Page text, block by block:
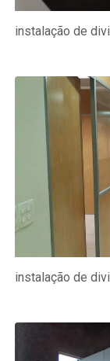
instalação de
instalação de